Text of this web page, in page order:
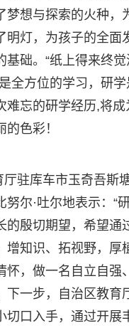
梦想与探索的火种，
明灯，为孩子的全面
基础。“纸上得来终
全方位的学习，研学
难忘的研学经历,将
色彩！
厅驻库车市玉奇吾斯
努尔·吐尔地表示：“
的殷切期望，希望通
增知识、拓视野，厚
怀，做一名自立自强
下一步，自治区教育
切口入手，通过开展